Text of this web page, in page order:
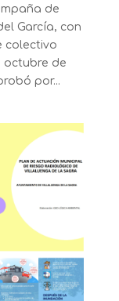
de
García, con
colectivo
octubre de
por...